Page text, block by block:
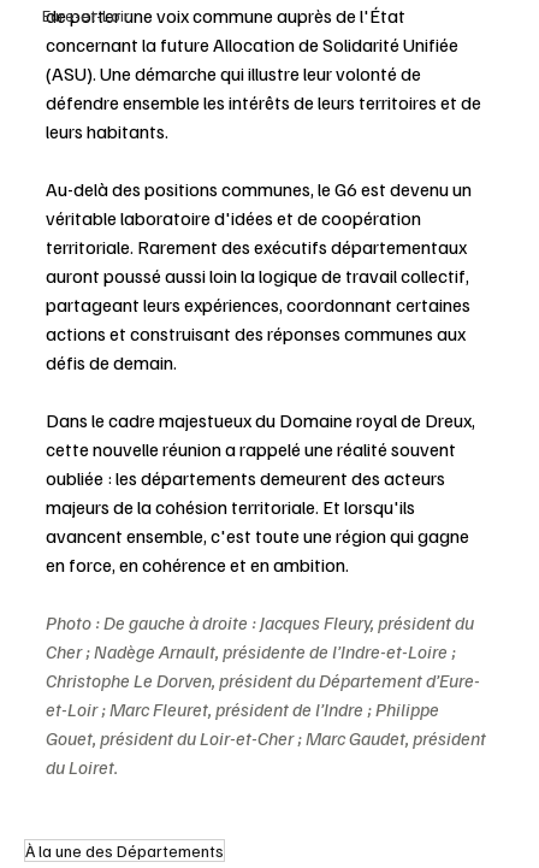
Eure-et-Loir
de porter une voix commune auprès de l'État
concernant la future Allocation de Solidarité Unifiée
(ASU). Une démarche qui illustre leur volonté de
défendre ensemble les intérêts de leurs territoires et de
leurs habitants.
Au-delà des positions communes, le G6 est devenu un
véritable laboratoire d'idées et de coopération
territoriale. Rarement des exécutifs départementaux
auront poussé aussi loin la logique de travail collectif,
partageant leurs expériences, coordonnant certaines
actions et construisant des réponses communes aux
défis de demain.
Dans le cadre majestueux du Domaine royal de Dreux,
cette nouvelle réunion a rappelé une réalité souvent
oubliée : les départements demeurent des acteurs
majeurs de la cohésion territoriale. Et lorsqu'ils
avancent ensemble, c'est toute une région qui gagne
en force, en cohérence et en ambition.
Photo : De gauche à droite : Jacques Fleury, président du
Cher ; Nadège Arnault, présidente de l’Indre-et-Loire ;
Christophe Le Dorven, président du Département d’Eure-
et-Loir ; Marc Fleuret, président de l’Indre ; Philippe
Gouet, président du Loir-et-Cher ; Marc Gaudet, président
du Loiret.
À la une des Départements